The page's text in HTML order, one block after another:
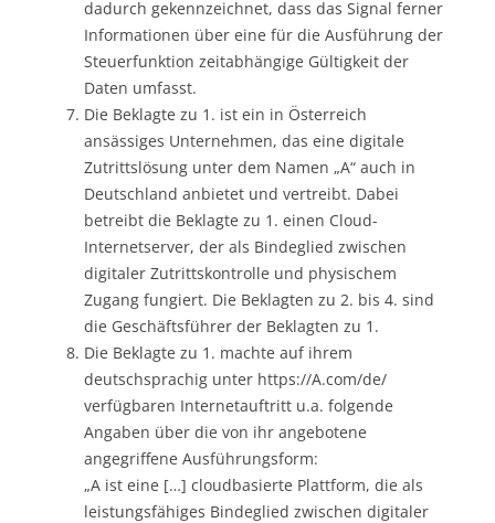
dadurch gekennzeichnet, dass das Signal ferner
Informationen über eine für die Ausführung der
Steuerfunktion zeitabhängige Gültigkeit der
Daten umfasst.
Die Beklagte zu 1. ist ein in Österreich
ansässiges Unternehmen, das eine digitale
Zutrittslösung unter dem Namen „A“ auch in
Deutschland anbietet und vertreibt. Dabei
betreibt die Beklagte zu 1. einen Cloud-
Internetserver, der als Bindeglied zwischen
digitaler Zutrittskontrolle und physischem
Zugang fungiert. Die Beklagten zu 2. bis 4. sind
die Geschäftsführer der Beklagten zu 1.
Die Beklagte zu 1. machte auf ihrem
deutschsprachig unter https://A.com/de/
verfügbaren Internetauftritt u.a. folgende
Angaben über die von ihr angebotene
angegriffene Ausführungsform:
„A ist eine […] cloudbasierte Plattform, die als
leistungsfähiges Bindeglied zwischen digitaler